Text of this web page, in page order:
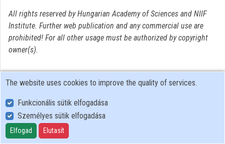
All rights reserved by Hungarian Academy of Sciences and NIIF
Institute. Further web publication and any commercial use are
prohibited! For all other usage must be authorized by copyright
owner(s).
User Policy
Adatkezelési tájékoztató (en)
Cookie Policy
The website uses cookies to improve the quality of services.
Funkcionális sütik elfogadása
Személyes sütik elfogadása
Elfogad Elutasít